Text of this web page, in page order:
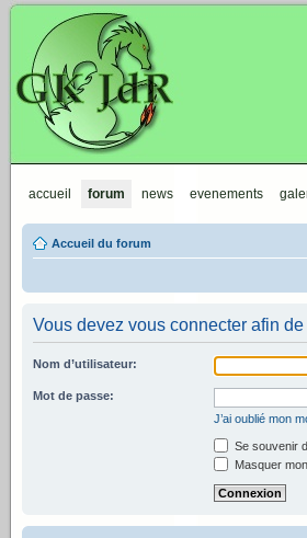
accueil forum news evenements
Accueil du forum
Vous devez vous connecter afin
Nom d’utilisateur:
Mot de passe:
J’ai oublié mon
Se souvenir
Masquer